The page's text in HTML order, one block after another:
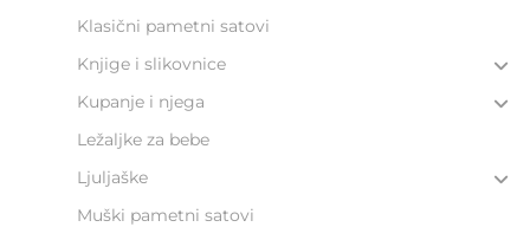
Klasični pametni satovi
Knjige i slikovnice
Kupanje i njega
Ležaljke za bebe
Ljuljaške
Muški pametni satovi